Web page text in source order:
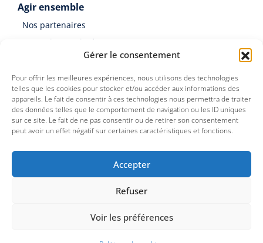
Gérer le consentement
Pour offrir les meilleures expériences, nous utilisons des technologies
telles que les cookies pour stocker et/ou accéder aux informations des
appareils. Le fait de consentir à ces technologies nous permettra de traiter
des données telles que le comportement de navigation ou les ID uniques
sur ce site. Le fait de ne pas consentir ou de retirer son consentement
peut avoir un effet négatif sur certaines caractéristiques et fonctions.
Accepter
Refuser
Voir les préférences
Agir ensemble
Nos partenaires
Soutenir Germinal
Germinal est une association du Groupe SOS